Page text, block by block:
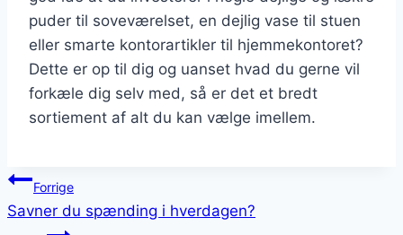
puder til soveværelset, en dejlig vase til stuen
eller smarte kontorartikler til hjemmekontoret?
Dette er op til dig og uanset hvad du gerne vil
forkæle dig selv med, så er det et bredt
sortiement af alt du kan vælge imellem.
Indlægsnavigation
Forrige
Savner du spænding i hverdagen?